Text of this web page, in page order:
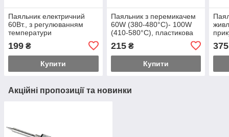
Паяльник електричний
60Вт., з регулюванням
температури
199 ₴
Купити
Паяльник з перемикачем
60W (380-480°C)- 100W
(410-580°C), пластикова
215₴
Купити
375
Акційні пропозиції та новинки